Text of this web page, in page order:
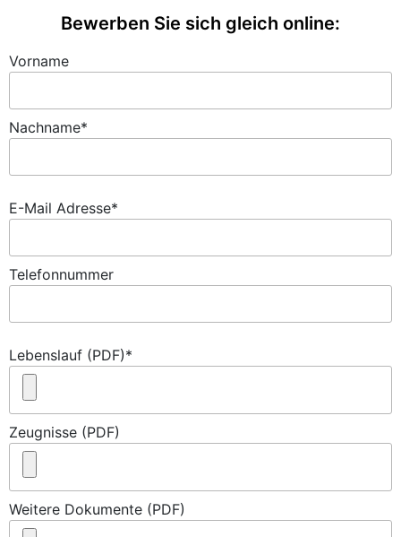
Bewerben Sie sich gleich online:
Vorname
Nachname*
E-Mail Adresse*
Telefonnummer
Lebenslauf (PDF)*
Zeugnisse (PDF)
Weitere Dokumente (PDF)